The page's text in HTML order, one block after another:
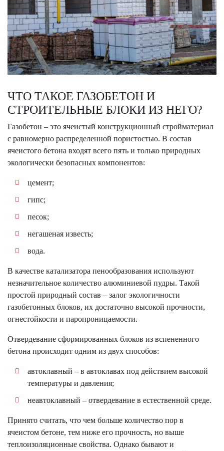
ЧТО ТАКОЕ ГАЗОБЕТОН И
СТРОИТЕЛЬНЫЕ БЛОКИ ИЗ НЕГО?
Газобетон – это ячеистый конструкционный стройматериал
с равномерно распределенной пористостью. В состав
ячеистого бетона входят всего пять и только природных
экологически безопасных компонентов:
цемент;
гипс;
песок;
негашеная известь;
вода.
В качестве катализатора пенообразования используют
незначительное количество алюминиевой пудры. Такой
простой природный состав – залог экологичности
газобетонных блоков, их достаточно высокой прочности,
огнестойкости и паропроницаемости.
Отвердевание сформированных блоков из вспененного
бетона происходит одним из двух способов:
автоклавный – в автоклавах под действием высокой
температуры и давления;
неавтоклавный – отвердевание в естественной среде.
Принято считать, что чем больше количество пор в
ячеистом бетоне, тем ниже его прочность, но выше
теплоизоляционные свойства. Однако бывают и